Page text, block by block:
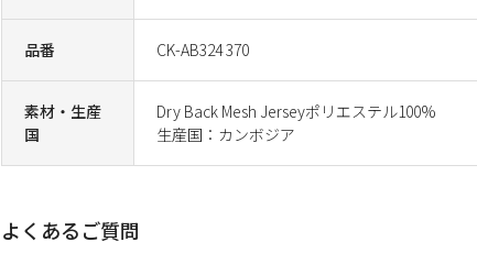
品番 CK-AB324 370
素材・生産
国
Dry Back Mesh Jerseyポリエステル100%
生産国：カンボジア
よくあるご質問